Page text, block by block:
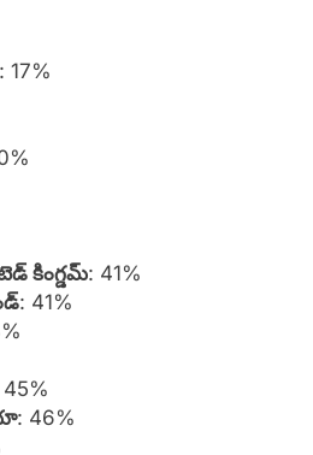
17%
కింగ్డమ్: 41%
: 41%
: 46%